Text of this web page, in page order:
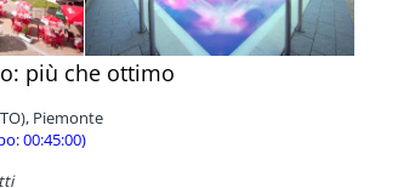
più che ottimo
Piemonte
00:45:00)